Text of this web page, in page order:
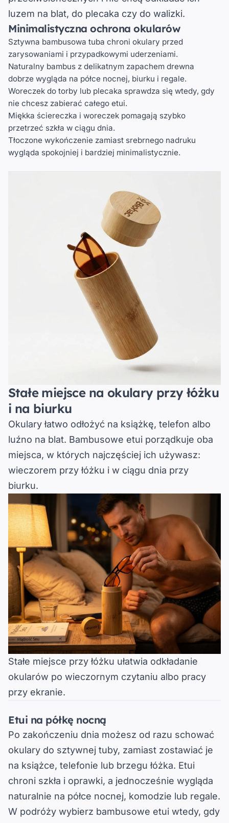
luzem na blat, do plecaka czy do walizki.
Minimalistyczna ochrona okularów
Sztywna bambusowa tuba chroni okulary przed
zarysowaniami i przypadkowymi uderzeniami.
Naturalny bambus z delikatnym zapachem drewna
dobrze wygląda na półce nocnej, biurku i regale.
Woreczek do torby lub plecaka sprawdza się wtedy, gdy
nie chcesz zabierać całego etui.
Miękka ściereczka i woreczek pomagają szybko
przetrzeć szkła w ciągu dnia.
Tłoczone wykończenie zamiast srebrnego nadruku
wygląda spokojniej i bardziej minimalistycznie.
Stałe miejsce na okulary przy łóżku
i na biurku
Okulary łatwo odłożyć na książkę, telefon albo
luźno na blat. Bambusowe etui porządkuje oba
miejsca, w których najczęściej ich używasz:
wieczorem przy łóżku i w ciągu dnia przy
biurku.
Stałe miejsce przy łóżku ułatwia odkładanie
okularów po wieczornym czytaniu albo pracy
przy ekranie.
Etui na półkę nocną
Po zakończeniu dnia możesz od razu schować
okulary do sztywnej tuby, zamiast zostawiać je
na książce, telefonie lub brzegu łóżka. Etui
chroni szkła i oprawki, a jednocześnie wygląda
naturalnie na półce nocnej, komodzie lub regale.
W podróży wybierz bambusowe etui wtedy, gdy